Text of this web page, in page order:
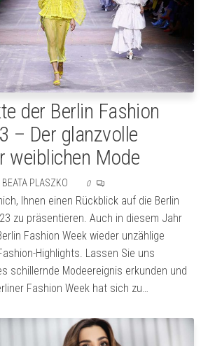
der Berlin Fashion
– Der glanzvolle
weiblichen Mode
BEATA PLASZKO 0
Ihnen einen Rückblick auf die Berlin
zu präsentieren. Auch in diesem Jahr
Fashion Week wieder unzählige
Highlights. Lassen Sie uns
schillernde Modeereignis erkunden und
Fashion Week hat sich zu…